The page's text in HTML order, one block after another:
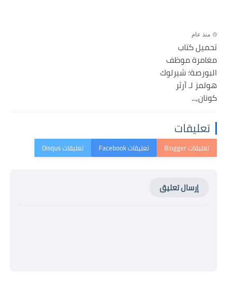
منذ عام
تحميل كتاب
مغامرة موظف
البورصة؛ شيرلوك
هولمز لـ آرثر
كونان,...
تعليقات
إرسال تعليق